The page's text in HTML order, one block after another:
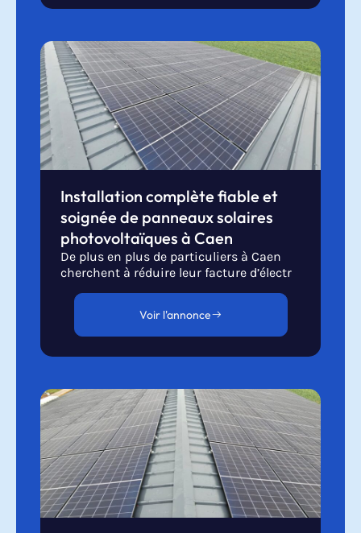
Installation complète fiable et
soignée de panneaux solaires
photovoltaïques à Caen
De plus en plus de particuliers à Caen
cherchent à réduire leur facture d’électr
Voir l'annonce